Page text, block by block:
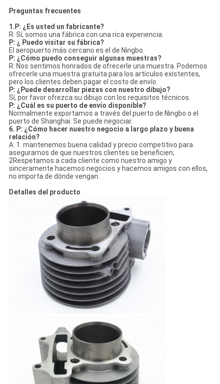
Preguntas frecuentes
1.P: ¿Es usted un fabricante?
R: Sí, somos una fábrica con una rica experiencia.
P: ¿ Puedo visitar su fábrica?
El aeropuerto más cercano es el de Ningbo.
P: ¿Cómo puedo conseguir algunas muestras?
R: Nos sentimos honrados de ofrecerle una muestra. Podemos
ofrecerle una muestra gratuita para los artículos existentes,
pero los clientes deben pagar el costo de envío.
P: ¿Puede desarrollar piezas con nuestro dibujo?
Sí, por favor ofrezca su dibujo con los requisitos técnicos.
P: ¿Cuál es su puerto de envío disponible?
Normalmente exportamos a través del puerto de Ningbo o el
puerto de Shanghai. Se puede negociar.
6. P: ¿Cómo hacer nuestro negocio a largo plazo y buena
relación?
A: 1. mantenemos buena calidad y precio competitivo para
asegurarnos de que nuestros clientes se beneficien;
2Respetamos a cada cliente como nuestro amigo y
sinceramente hacemos negocios y hacemos amigos con ellos,
no importa de dónde vengan.
Detalles del producto